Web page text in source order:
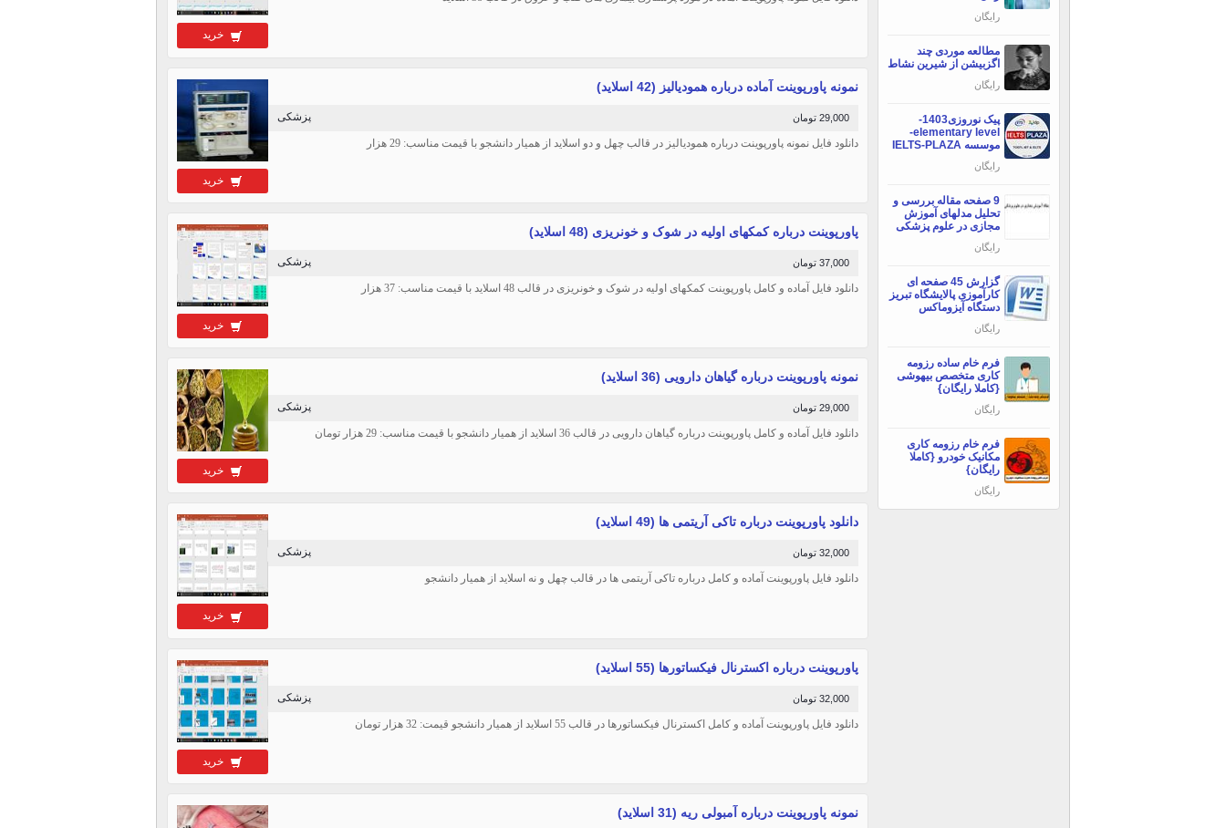
رایگان
مطالعه موردی چند
اگزبیشن از شیرین نشاط
رایگان
پیک نوروزی1403-
elementary level-
موسسه IELTS-PLAZA
رایگان
9 صفحه مقاله بررسی و
تحلیل مدلهای آموزش
مجازی در علوم پزشکی
رایگان
گزارش 45 صفحه ای
کارآموزی پالایشگاه تبریز
دستگاه آیزوماکس
رایگان
فرم خام ساده رزومه
کاری متخصص بیهوشی
{کاملا رایگان}
رایگان
فرم خام رزومه کاری
مکانیک خودرو {کاملا
رایگان}
رایگان
خرید
خرید
نمونه پاورپوینت آماده درباره همودیالیز (42 اسلاید)
پزشکی 29,000 تومان
دانلود فایل نمونه پاورپوینت درباره همودیالیز در قالب چهل و دو اسلاید از همیار دانشجو با قیمت مناسب: 29 هزار
خرید
پاورپوینت درباره کمکهای اولیه در شوک و خونریزی (48 اسلاید)
پزشکی 37,000 تومان
دانلود فایل آماده و کامل پاورپوینت کمکهای اولیه در شوک و خونریزی در قالب 48 اسلاید با قیمت مناسب: 37 هزار
خرید
نمونه پاورپوینت درباره گیاهان دارویی (36 اسلاید)
پزشکی 29,000 تومان
دانلود فایل آماده و کامل پاورپوینت درباره گیاهان دارویی در قالب 36 اسلاید از همیار دانشجو با قیمت مناسب: 29 هزار تومان
خرید
دانلود پاورپوینت درباره تاکی آریتمی ها (49 اسلاید)
پزشکی 32,000 تومان
دانلود فایل پاورپوینت آماده و کامل درباره تاکی آریتمی ها در قالب چهل و نه اسلاید از همیار دانشجو
خرید
پاورپوینت درباره اکسترنال فیکساتورها (55 اسلاید)
پزشکی 32,000 تومان
دانلود فایل پاورپوینت آماده و کامل اکسترنال فیکساتورها در قالب 55 اسلاید از همیار دانشجو قیمت: 32 هزار تومان
نمونه پاورپوینت درباره آمبولی ریه (31 اسلاید)